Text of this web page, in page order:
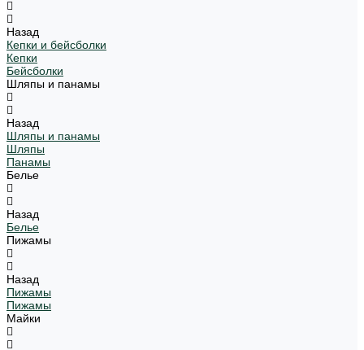
Назад
Кепки и бейсболки
Кепки
Бейсболки
Шляпы и панамы
Назад
Шляпы и панамы
Шляпы
Панамы
Белье
Назад
Белье
Пижамы
Назад
Пижамы
Пижамы
Майки